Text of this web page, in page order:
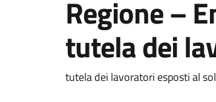
Regione –
tutela dei
Dettagli della
tutela dei lavoratori esposti al